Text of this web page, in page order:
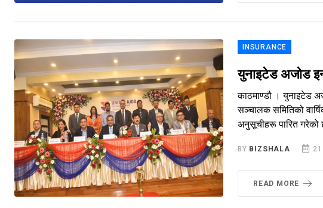
INSURANCE
युनाइटेड अजोड
काठमाण्डौ । युनाइटेड
सञ्चालक समितिको
अनुसूचीहरू पारित गरेको
BY BIZSHALA 21
READ MORE